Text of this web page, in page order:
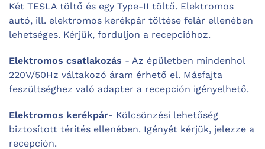
Két TESLA töltő és egy Type-II töltő. Elektromos
autó, ill. elektromos kerékpár töltése felár ellenében
lehetséges. Kérjük, forduljon a recepcióhoz.
Elektromos csatlakozás - Az épületben mindenhol
220V/50Hz váltakozó áram érhető el. Másfajta
feszültséghez való adapter a recepción igényelhető.
Elektromos kerékpár- Kölcsönzési lehetőség
biztosított térítés ellenében. Igényét kérjük, jelezze a
recepción.